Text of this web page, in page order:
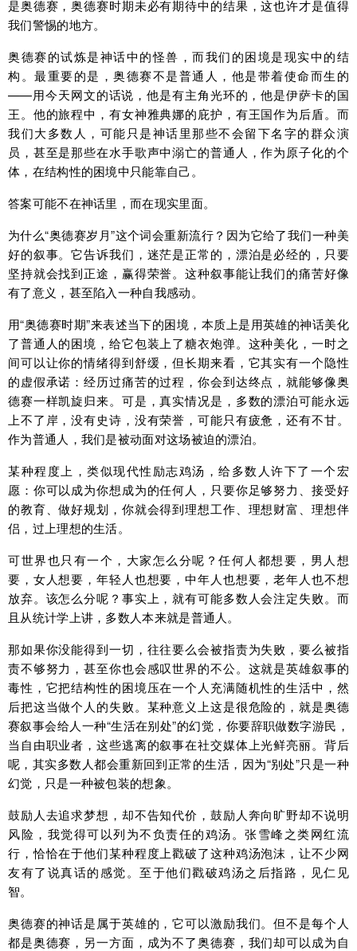
是奥德赛，奥德赛时期未必有期待中的结果，这也许才是值得
我们警惕的地方。
奥德赛的试炼是神话中的怪兽，而我们的困境是现实中的结
构。最重要的是，奥德赛不是普通人，他是带着使命而生的
——用今天网文的话说，他是有主角光环的，他是伊萨卡的国
王。他的旅程中，有女神雅典娜的庇护，有王国作为后盾。而
我们大多数人，可能只是神话里那些不会留下名字的群众演
员，甚至是那些在水手歌声中溺亡的普通人，作为原子化的个
体，在结构性的困境中只能靠自己。
答案可能不在神话里，而在现实里面。
为什么“奥德赛岁月”这个词会重新流行？因为它给了我们一种美
好的叙事。它告诉我们，迷茫是正常的，漂泊是必经的，只要
坚持就会找到正途，赢得荣誉。这种叙事能让我们的痛苦好像
有了意义，甚至陷入一种自我感动。
用“奥德赛时期”来表述当下的困境，本质上是用英雄的神话美化
了普通人的困境，给它包装上了糖衣炮弹。这种美化，一时之
间可以让你的情绪得到舒缓，但长期来看，它其实有一个隐性
的虚假承诺：经历过痛苦的过程，你会到达终点，就能够像奥
德赛一样凯旋归来。可是，真实情况是，多数的漂泊可能永远
上不了岸，没有史诗，没有荣誉，可能只有疲惫，还有不甘。
作为普通人，我们是被动面对这场被迫的漂泊。
某种程度上，类似现代性励志鸡汤，给多数人许下了一个宏
愿：你可以成为你想成为的任何人，只要你足够努力、接受好
的教育、做好规划，你就会得到理想工作、理想财富、理想伴
侣，过上理想的生活。
可世界也只有一个，大家怎么分呢？任何人都想要，男人想
要，女人想要，年轻人也想要，中年人也想要，老年人也不想
放弃。该怎么分呢？事实上，就有可能多数人会注定失败。而
且从统计学上讲，多数人本来就是普通人。
那如果你没能得到一切，往往要么会被指责为失败，要么被指
责不够努力，甚至你也会感叹世界的不公。这就是英雄叙事的
毒性，它把结构性的困境压在一个人充满随机性的生活中，然
后把这当做个人的失败。某种意义上这是很危险的，就是奥德
赛叙事会给人一种“生活在别处”的幻觉，你要辞职做数字游民，
当自由职业者，这些逃离的叙事在社交媒体上光鲜亮丽。背后
呢，其实多数人都会重新回到正常的生活，因为“别处”只是一种
幻觉，只是一种被包装的想象。
鼓励人去追求梦想，却不告知代价，鼓励人奔向旷野却不说明
风险，我觉得可以列为不负责任的鸡汤。张雪峰之类网红流
行，恰恰在于他们某种程度上戳破了这种鸡汤泡沫，让不少网
友有了说真话的感觉。至于他们戳破鸡汤之后指路，见仁见
智。
奥德赛的神话是属于英雄的，它可以激励我们。但不是每个人
都是奥德赛，另一方面，成为不了奥德赛，我们却可以成为自